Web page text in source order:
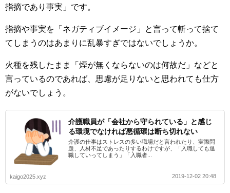
指摘であり事実」です。
指摘や事実を「ネガティブイメージ」と言って斬って捨て
てしまうのはあまりに乱暴すぎではないでしょうか。
火種を残したまま「煙が無くならないのは何故だ」などと
言っているのであれば、思慮が足りないと思われても仕方
がないでしょう。
介護職員が「会社から守られている」と感じ
る環境でなければ悪循環は断ち切れない
介護の仕事はストレスの多い職場だと言われたり、実際問
題、人材不足であったりするわけですが、「入職しても退
職していってしまう」「入職者...
kaigo2025.xyz 2019-12-02 20:48